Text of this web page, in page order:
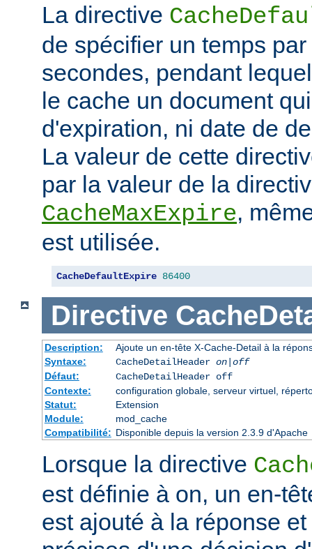
La directive
de spécifier un temps
secondes, pendant
le cache un document
d'expiration, ni date de
La valeur de cette
par la valeur de la
CacheMaxExpire,
est utilisée.
CacheDefaultExpire 86400
Directive
Description:
Ajoute un en-tête X-Cache-Detail à la
Syntaxe:
CacheDetailHeader on|off
Défaut:
CacheDetailHeader off
Contexte:
configuration globale, serveur virtuel,
Statut:
Extension
Module:
mod_cache
Compatibilité: Disponible depuis la version 2.3.9 d'Apache
Lorsque la directive
est définie à on, un en-
est ajouté à la réponse